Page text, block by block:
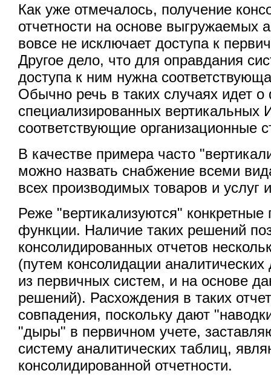
Как уже отмечалось, получение
отчетности на основе выгружаемых
вовсе не исключает доступа к
Другое дело, что для оправдания
доступа к ним нужна
Обычно речь в таких случаях идет
специализированных вертикальных
соответствующие организационные
В качестве примера часто
можно назвать снабжение всеми
всех производимых товаров и услуг
Реже "вертикализуются" конкретные
функции. Наличие таких решений
консолидированных отчетов
(путем консолидации
из первичных систем, и на основе
решений). Расхождения в таких
совпадения, поскольку дают
"дыры" в первичном учете,
систему аналитических таблиц,
консолидированной отчетности.